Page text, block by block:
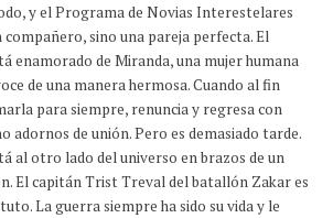
y el Programa de Novias Interestelares
compañero, sino una pareja perfecta. El
enamorado de Miranda, una mujer humana
de una manera hermosa. Cuando al fin
para siempre, renuncia y regresa con
adornos de unión. Pero es demasiado tarde.
al otro lado del universo en brazos de un
El capitán Trist Treval del batallón Zakar es
La guerra siempre ha sido su vida y le